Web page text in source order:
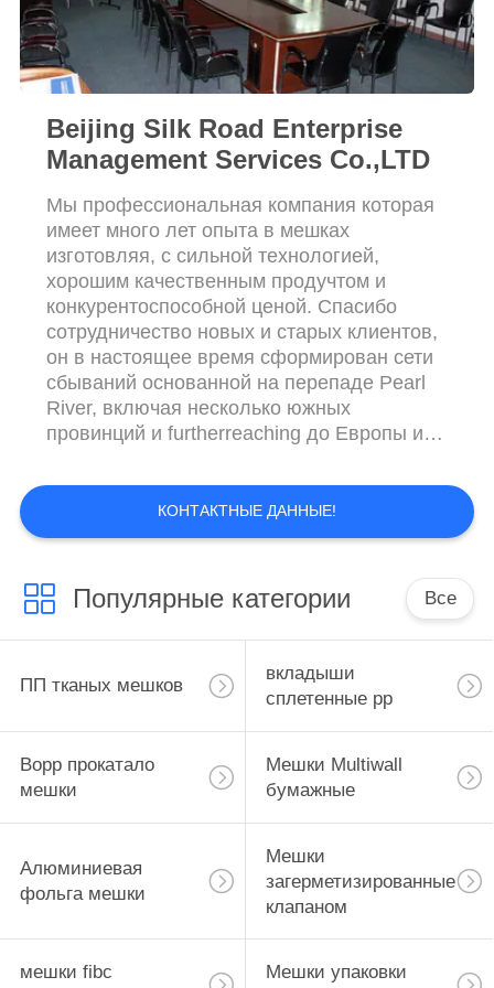
Beijing Silk Road Enterprise
Management Services Co.,LTD
Мы профессиональная компания которая
имеет много лет опыта в мешках
изготовляя, с сильной технологией,
хорошим качественным продучтом и
конкурентоспособной ценой. Спасибо
сотрудничество новых и старых клиентов,
он в настоящее время сформирован сети
сбываний основанной на перепаде Pearl
River, включая несколько южных
провинций и furtherreaching до Европы и
Среднего Востока. Наша фабрика
специализирует в мешках сплетенных
изготавливанием, мешках фильма,
напечатанных цветом мешках и мешках
громоздк с различными видами цветов, ...
КОНТАКТНЫЕ ДАННЫЕ!
Популярные категории Все
ПП тканых мешков
вкладыши
сплетенные pp
Bopp прокатало
мешки
Мешки Multiwall
бумажные
Алюминиевая
фольга мешки
Мешки
загерметизированные
клапаном
мешки fibc
Мешки упаковки